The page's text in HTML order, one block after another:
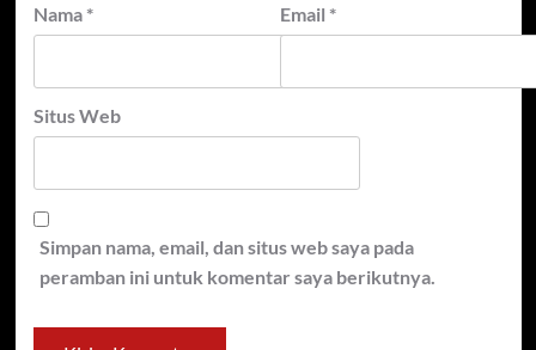
Nama * Email *
Situs Web
Simpan nama, email, dan situs web saya pada
peramban ini untuk komentar saya berikutnya.